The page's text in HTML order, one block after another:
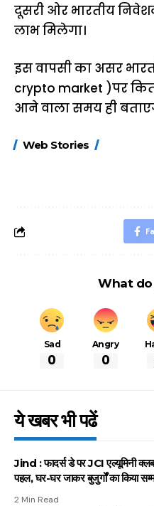
दूसरी ओर भारतीय
लाभ मिलेगा।
इस वापसी का असर
crypto market )पर
आने वाला समय ही
Web Stories
FASTag के ये नए
What
Sad
0
Angry
0
ये खबर भी पढें
Jind : फादर्स डे पर JCI एल्यूमिनी
पहल, घर-घर जाकर बुजुर्गों का किया
2 Min Read